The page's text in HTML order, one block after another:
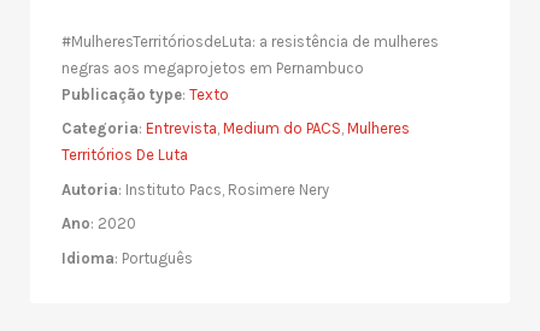
#MulheresTerritóriosdeLuta: a resistência de mulheres
negras aos megaprojetos em Pernambuco
Publicação type: Texto
Categoria: Entrevista, Medium do PACS, Mulheres
Territórios De Luta
Autoria: Instituto Pacs, Rosimere Nery
Ano: 2020
Idioma: Português